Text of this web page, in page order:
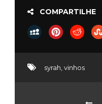
COMPARTILHE
syrah,vinhos